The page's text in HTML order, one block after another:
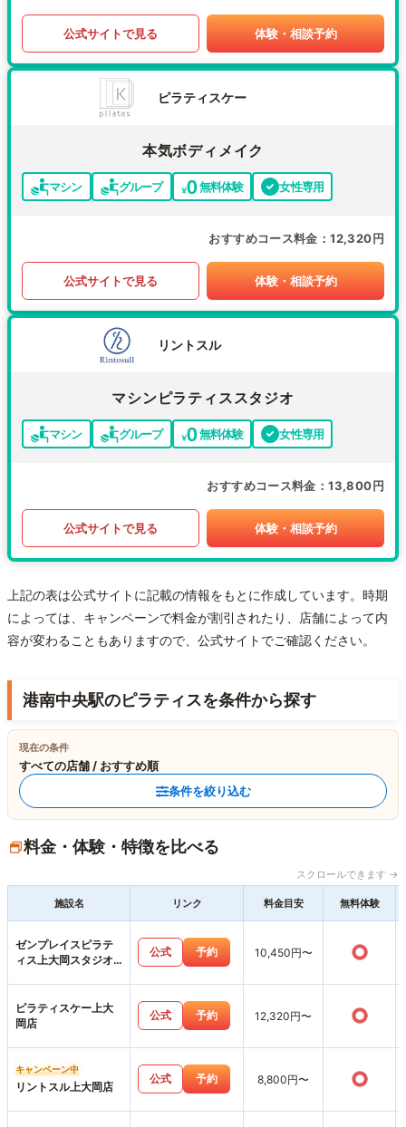
公式サイトで見る 体験・相談予約
ピラティスケー
本気ボディメイク
マシン グループ 無料体験 女性専用
おすすめコース料金 12,320円
公式サイトで見る 体験・相談予約
リントスル
マシンピラティススタジオ
マシン グループ 無料体験 女性専用
おすすめコース料金 13,800円
公式サイトで見る 体験・相談予約
上記の表は公式サイトに記載の情報をもとに作成しています。時期
によっては、キャンペーンで料金が割引されたり、店舗によって内
容が変わることもありますので、公式サイトでご確認ください。
港南中央駅のピラティスを条件から探す
現在の条件
すべての店舗 / おすすめ順
条件を絞り込む
料金・体験・特徴を比べる
スクロールできます →
施設名 リンク 料金目安 無料体験
ゼンプレイスピラテ
ィス上大岡スタジオ
公式 予約 10,450円〜 ○
ピラティスケー上大
岡店
公式 予約 12,320円〜 ○
キャンペーン中
リントスル上大岡店
公式 予約 8,800円〜 ○